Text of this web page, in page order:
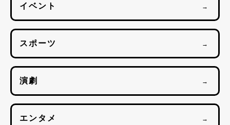
イベント →
スポーツ →
演劇 →
エンタメ →